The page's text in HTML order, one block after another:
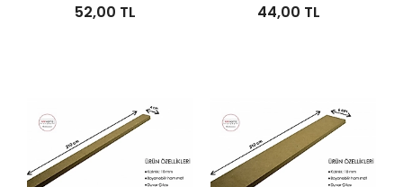
52,00 TL 44,00 TL